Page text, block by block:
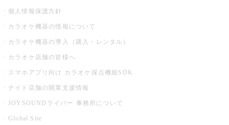
個人情報保護方針
カラオケ機器の情報について
カラオケ機器の導入（購入・レンタル）
カラオケ店舗の皆様へ
スマホアプリ向け カラオケ採点機能SDK
ナイト店舗の開業支援情報
JOYSOUNDライバー 事務所について
Global Site